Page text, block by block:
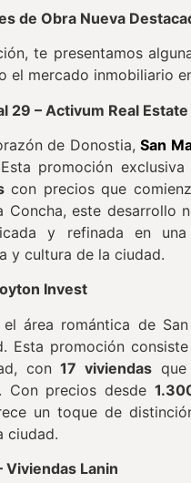
de Obra Nueva
te presentamos
el mercado inmobiliario
29 – Activum Real Estate
de Donostia,San
promoción exclusiva
con precios que
Concha, este desarrollo
y refinada en
y cultura de la ciudad.
Invest
área romántica de San
Esta promoción
con17 viviendas
Con precios desde
un toque de
ciudad.
Viviendas Lanin